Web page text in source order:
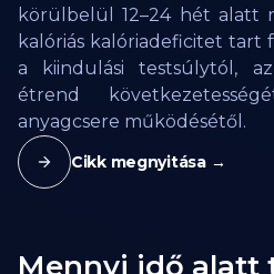
körülbelül 12–24 hét alatt
kalóriás kalóriadeficitet tart
a kiindulási testsúlytól,
étrend
anyagcsere működésétől.
Cikk megnyitása →
Mennyi idő alatt